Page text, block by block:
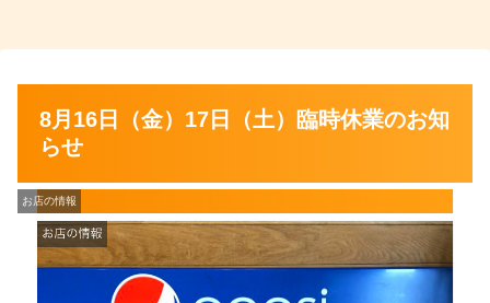
8月16日（金）17日（土）臨時休業のお知
らせ
お店の情報